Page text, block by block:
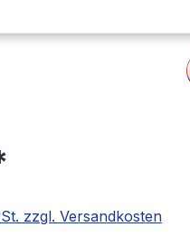
zzgl. Versandkosten